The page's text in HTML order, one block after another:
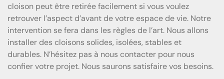
cloison peut être retirée facilement si vous voulez
retrouver l’aspect d’avant de votre espace de vie. Notre
intervention se fera dans les règles de l’art. Nous allons
installer des cloisons solides, isolées, stables et
durables. N’hésitez pas à nous contacter pour nous
confier votre projet. Nous saurons satisfaire vos besoins.